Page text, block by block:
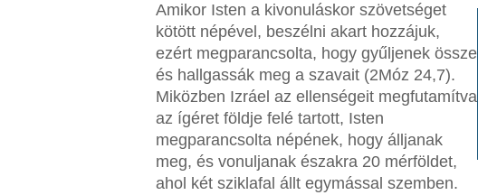
Amikor Isten a kivonuláskor szövetséget
kötött népével, beszélni akart hozzájuk,
ezért megparancsolta, hogy gyűljenek össze
és hallgassák meg a szavait (2Móz 24,7).
Miközben Izráel az ellenségeit megfutamítva
az ígéret földje felé tartott, Isten
megparancsolta népének, hogy álljanak
meg, és vonuljanak északra 20 mérföldet,
ahol két sziklafal állt egymással szemben.